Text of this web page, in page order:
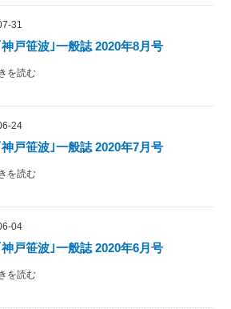
31
神戸笹波｣一般誌 2020年8月号
を読む
24
神戸笹波｣一般誌 2020年7月号
を読む
04
神戸笹波｣一般誌 2020年6月号
を読む